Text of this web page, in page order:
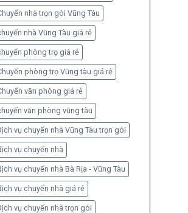
nhà trọn gói Vũng Tàu
nhà Vũng Tàu giá rẻ
phòng trọ giá rẻ
phòng trọ Vũng tàu giá rẻ
văn phòng giá rẻ
văn phòng vũng tàu
vụ chuyển nhà Vũng Tàu trọn gói
vụ chuyển nhà
vụ chuyển nhà Bà Rịa - Vũng Tàu
vụ chuyển nhà giá rẻ
vụ chuyển nhà trọn gói